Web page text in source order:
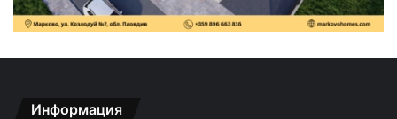
Информация